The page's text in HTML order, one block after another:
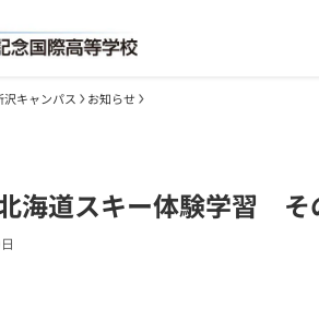
沢キャンパス お知らせ
海道スキー体験学習 そ